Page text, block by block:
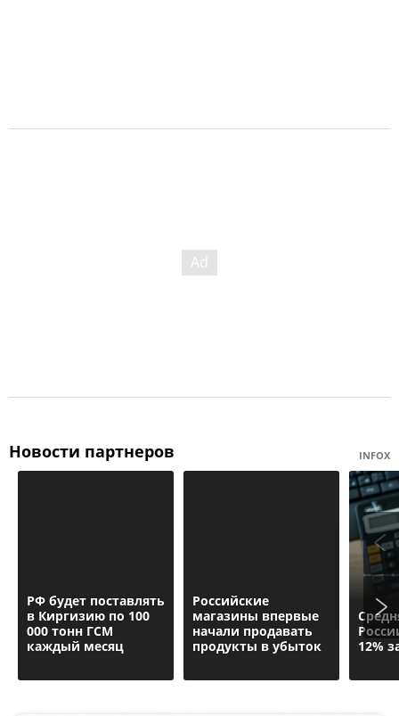
Новости партнеров INFOX
РФ будет поставлять
в Киргизию по 100
000 тонн ГСМ
каждый месяц
Российские
магазины впервые
начали продавать
продукты в убыток
12%